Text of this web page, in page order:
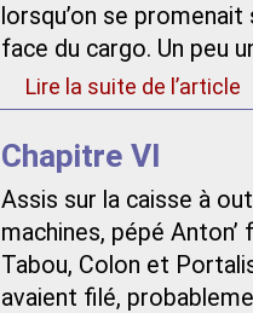
lorsqu’on se
face du cargo. Un peu
Lire la suite de l’article
Chapitre VI
Assis sur la caisse à
machines, pépé
Tabou, Colon et
avaient filé,